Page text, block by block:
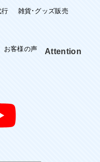
行 雑貨･グッズ販売
お客様の声 Attention